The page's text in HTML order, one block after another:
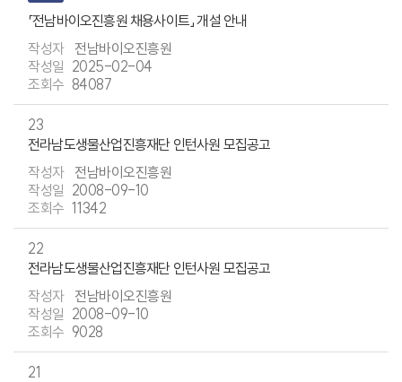
「전남바이오진흥원 채용사이트」 개설 안내
전남바이오진흥원
2025-02-04
84087
23
전라남도생물산업진흥재단 인턴사원 모집공고
전남바이오진흥원
2008-09-10
11342
22
전라남도생물산업진흥재단 인턴사원 모집공고
전남바이오진흥원
2008-09-10
9028
21